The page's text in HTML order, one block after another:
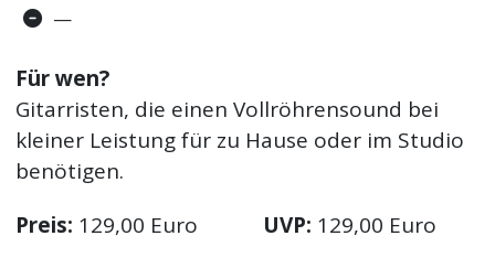
—
Für wen?
Gitarristen, die einen Vollröhrensound bei
kleiner Leistung für zu Hause oder im Studio
benötigen.
Preis: 129,00 Euro UVP: 129,00 Euro